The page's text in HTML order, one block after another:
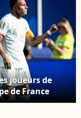
joueurs de
de France
but de Kylian